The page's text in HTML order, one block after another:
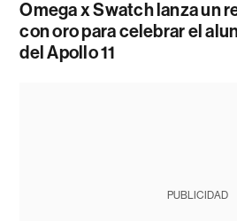
Omega x Swatch lanza un
con oro para celebrar el
del Apollo 11
PUBLICIDAD